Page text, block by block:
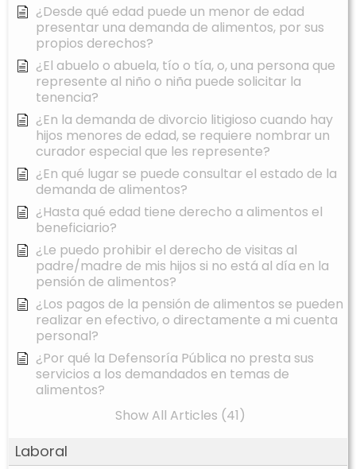
¿Desde qué edad puede un menor de edad
presentar una demanda de alimentos, por sus
propios derechos?
¿El abuelo o abuela, tío o tía, o, una persona que
represente al niño o niña puede solicitar la
tenencia?
¿En la demanda de divorcio litigioso cuando hay
hijos menores de edad, se requiere nombrar un
curador especial que les represente?
¿En qué lugar se puede consultar el estado de la
demanda de alimentos?
¿Hasta qué edad tiene derecho a alimentos el
beneficiario?
¿Le puedo prohibir el derecho de visitas al
padre/madre de mis hijos si no está al día en la
pensión de alimentos?
¿Los pagos de la pensión de alimentos se pueden
realizar en efectivo, o directamente a mi cuenta
personal?
¿Por qué la Defensoría Pública no presta sus
servicios a los demandados en temas de
alimentos?
Show All Articles (41)
Laboral